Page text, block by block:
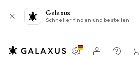
Galaxus
Schneller finden und bestellen
Einstellungen
Kundenkonto
Vergleichslisten
Merklisten
Warenkorb